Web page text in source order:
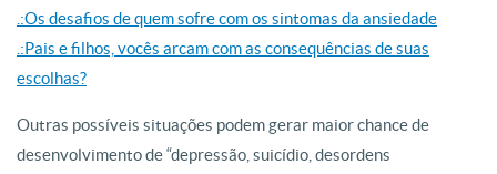
.:Os desafios de quem sofre com os sintomas da ansiedade
.:Pais e filhos, vocês arcam com as consequências de suas
escolhas?
Outras possíveis situações podem gerar maior chance de
desenvolvimento de “depressão, suicídio, desordens